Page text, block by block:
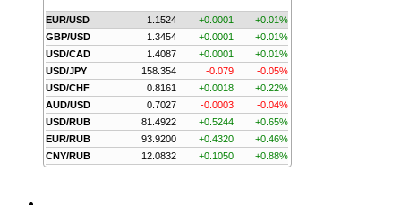
EUR/USD 1.1524 +0.0001
+0.01%
GBP/USD
1.3454 +0.0001
+0.01%
USD/CAD
1.4087 +0.0001
+0.01%
USD/JPY
158.354 -0.079
-0.05%
USD/CHF
0.8161 +0.0018
+0.22%
AUD/USD
0.7027 -0.0003
-0.04%
USD/RUB
81.4922 +0.5244
+0.65%
EUR/RUB
93.9200 +0.4320
+0.46%
CNY/RUB
12.0832 +0.1050 +0.88%